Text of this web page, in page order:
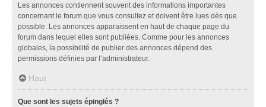
Les annonces contiennent souvent des informations importantes
concernant le forum que vous consultez et doivent être lues dès que
possible. Les annonces apparaissent en haut de chaque page du
forum dans lequel elles sont publiées. Comme pour les annonces
globales, la possibilité de publier des annonces dépend des
permissions définies par l’administrateur.
Haut
Que sont les sujets épinglés ?